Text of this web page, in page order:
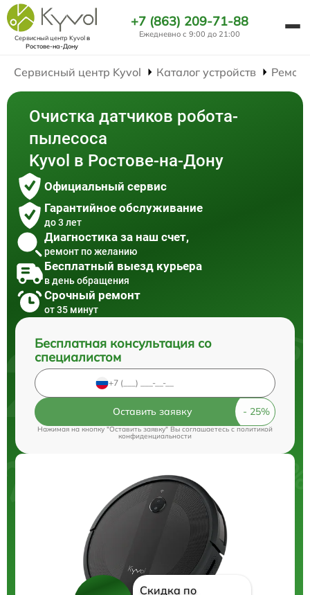
Сервисный центр Kyvolв
Ростове-на-Дону
+7 (863) 209-71-88
Ежедневно с 9:00 до 21:00
Сервисный центр Kyvol Каталог устройств
Очистка датчиков робота-
пылесоса
Kyvol в Ростове-на-Дону
Официальный сервис
Гарантийное обслуживание
до 3 лет
Диагностика за наш счет,
ремонт по желанию
Бесплатный выезд курьера
в день обращения
Срочный ремонт
от 35 минут
Бесплатная консультация со
специалистом
Оставить заявку
Нажимая на кнопку "Оставить заявку" Вы соглашаетесь cполитикой
конфиденциальности
Скидка по